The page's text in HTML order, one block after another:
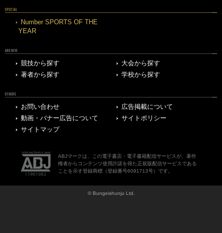
SPECIAL
Number SPORTS OF THE
YEAR
ARCHIVE
競技から探す
大会から探す
著者から探す
学校から探す
OTHERS
お問い合わせ
広告掲載について
動画・バナー広告について
サイトポリシー
サイトマップ
ABJマークは、この電子書店・電子書籍配信サービスが、著作
権者からコンテンツ使用許諾を得た正規版配信サービスである
ことを示す登録商標（登録番号6091713号）です。
© Bungeishunju Ltd.